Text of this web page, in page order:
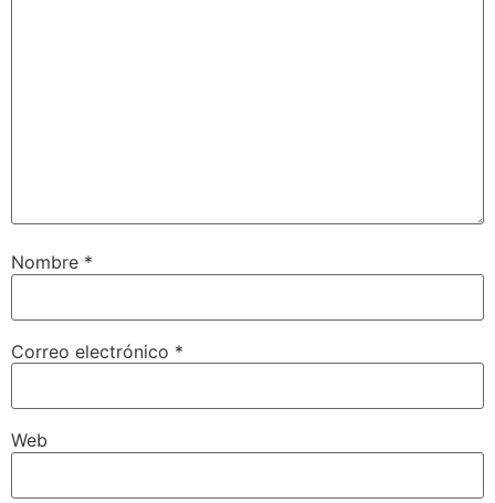
Nombre *
Correo electrónico *
Web